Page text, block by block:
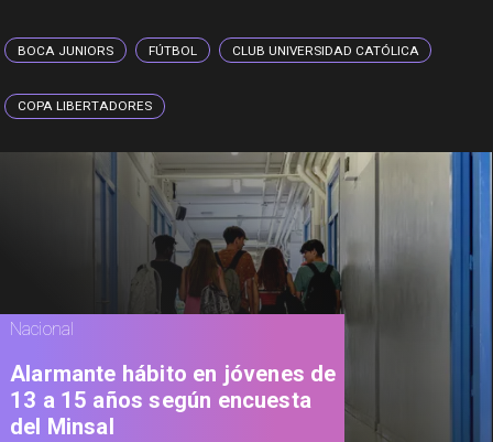
BOCA JUNIORS FÚTBOL CLUB UNIVERSIDAD CATÓLICA
COPA LIBERTADORES
Nacional
Alarmante hábito en jóvenes de
13 a 15 años según encuesta
del Minsal